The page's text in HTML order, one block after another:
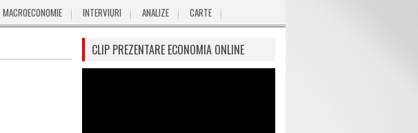
MACROECONOMIE INTERVIURI ANALIZE CARTE
CLIP PREZENTARE ECONOMIA ONLINE